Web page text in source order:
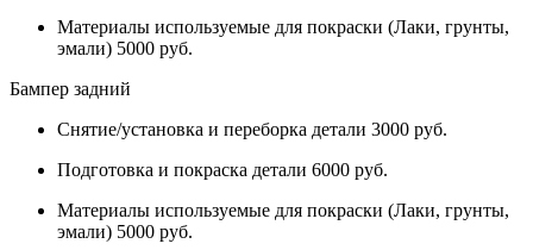
Материалы используемые для покраски (Лаки, грунты,
эмали) 5000 руб.
Бампер задний
Снятие/установка и переборка детали 3000 руб.
Подготовка и покраска детали 6000 руб.
Материалы используемые для покраски (Лаки, грунты,
эмали) 5000 руб.